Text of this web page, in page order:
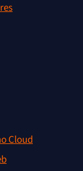
Cloud